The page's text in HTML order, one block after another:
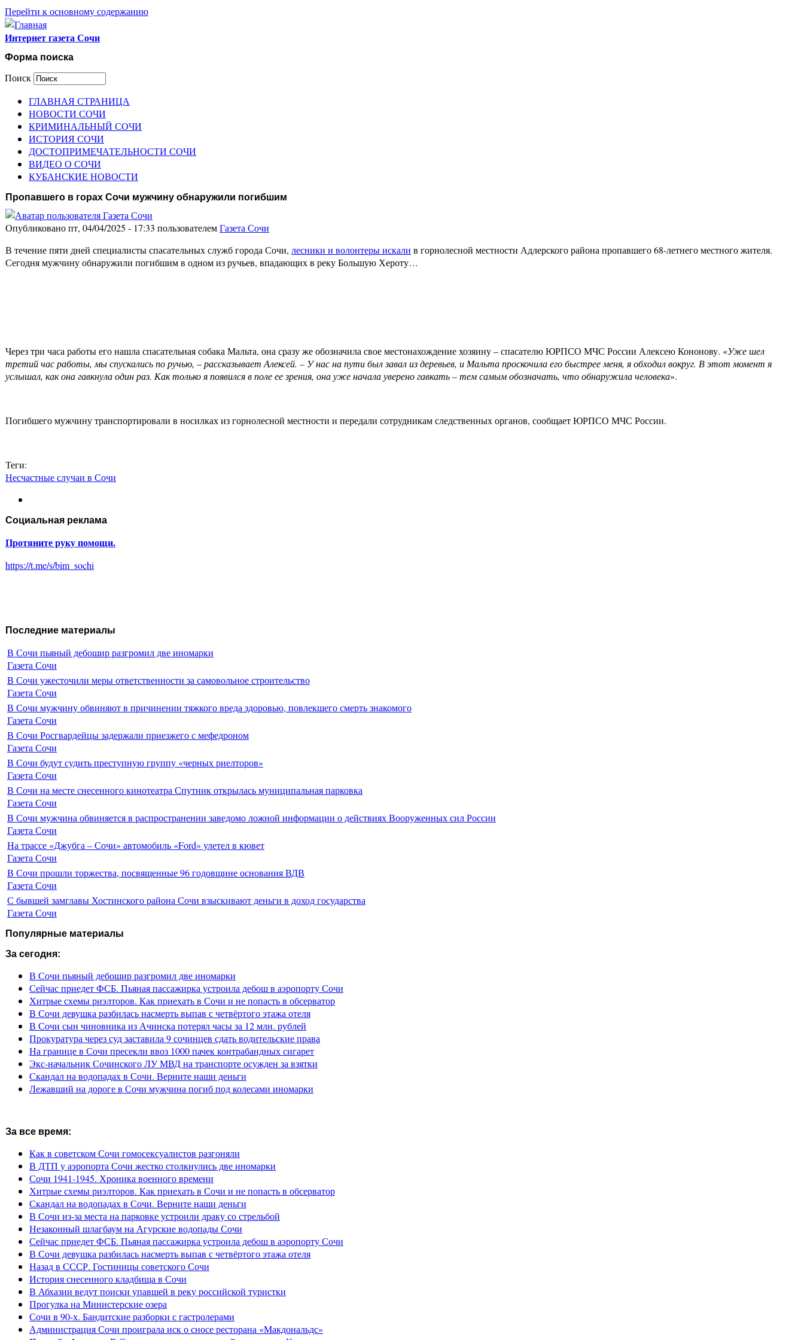
Перейти к основному содержанию
Интернет газета Сочи
Форма поиска
Поиск
ГЛАВНАЯ СТРАНИЦА
НОВОСТИ СОЧИ
КРИМИНАЛЬНЫЙ СОЧИ
ИСТОРИЯ СОЧИ
ДОСТОПРИМЕЧАТЕЛЬНОСТИ СОЧИ
ВИДЕО О СОЧИ
КУБАНСКИЕ НОВОСТИ
Пропавшего в горах Сочи мужчину обнаружили погибшим
Опубликовано пт, 04/04/2025 - 17:33 пользователемГазета Сочи
В течение пяти дней специалисты спасательных служб города Сочи, лесники и волонтеры искали в горнолесной местности Адлерского района пропавшего 68-летнего местного жителя.
Сегодня мужчину обнаружили погибшим в одном из ручьев, впадающих в реку Большую Хероту…
Через три часа работы его нашла спасательная собака Мальта, она сразу же обозначила свое местонахождение хозяину – спасателю ЮРПСО МЧС России Алексею Кононову. «Уже шел
третий час работы, мы спускались по ручью, – рассказывает Алексей. – У нас на пути был завал из деревьев, и Мальта проскочила его быстрее меня, я обходил вокруг. В этот момент я
услышал, как она гавкнула один раз. Как только я появился в поле ее зрения, она уже начала уверено гавкать – тем самым обозначать, что обнаружила человека».
Погибшего мужчину транспортировали в носилках из горнолесной местности и передали сотрудникам следственных органов, сообщает ЮРПСО МЧС России.
Теги:
Несчастные случаи в Сочи
Социальная реклама
Протяните руку помощи.
https://t.me/s/bim_sochi
Последние материалы
В Сочи пьяный дебошир разгромил две иномарки
Газета Сочи
В Сочи ужесточили меры ответственности за самовольное строительство
Газета Сочи
В Сочи мужчину обвиняют в причинении тяжкого вреда здоровью, повлекшего смерть знакомого
Газета Сочи
В Сочи Росгвардейцы задержали приезжего с мефедроном
Газета Сочи
В Сочи будут судить преступную группу «черных риелторов»
Газета Сочи
В Сочи на месте снесенного кинотеатра Спутник открылась муниципальная парковка
Газета Сочи
В Сочи мужчина обвиняется в распространении заведомо ложной информации о действиях Вооруженных сил России
Газета Сочи
На трассе «Джубга – Сочи» автомобиль «Ford» улетел в кювет
Газета Сочи
В Сочи прошли торжества, посвященные 96 годовщине основания ВДВ
Газета Сочи
С бывшей замглавы Хостинского района Сочи взыскивают деньги в доход государства
Газета Сочи
Популярные материалы
За сегодня:
В Сочи пьяный дебошир разгромил две иномарки
Сейчас приедет ФСБ. Пьяная пассажирка устроила дебош в аэропорту Сочи
Хитрые схемы риэлторов. Как приехать в Сочи и не попасть в обсерватор
В Сочи девушка разбилась насмерть выпав с четвёртого этажа отеля
В Сочи сын чиновника из Ачинска потерял часы за 12 млн. рублей
Прокуратура через суд заставила 9 сочинцев сдать водительские права
На границе в Сочи пресекли ввоз 1000 пачек контрабандных сигарет
Экс-начальник Сочинского ЛУ МВД на транспорте осужден за взятки
Скандал на водопадах в Сочи. Верните наши деньги
Лежавший на дороге в Сочи мужчина погиб под колесами иномарки
За все время:
Как в советском Сочи гомосексуалистов разгоняли
В ДТП у аэропорта Сочи жестко столкнулись две иномарки
Сочи 1941-1945. Хроника военного времени
Хитрые схемы риэлторов. Как приехать в Сочи и не попасть в обсерватор
Скандал на водопадах в Сочи. Верните наши деньги
В Сочи из-за места на парковке устроили драку со стрельбой
Незаконный шлагбаум на Агурские водопады Сочи
Сейчас приедет ФСБ. Пьяная пассажирка устроила дебош в аэропорту Сочи
В Сочи девушка разбилась насмерть выпав с четвёртого этажа отеля
Назад в СССР. Гостиницы советского Сочи
История снесенного кладбища в Сочи
В Абхазии ведут поиски упавшей в реку российской туристки
Прогулка на Министерские озера
Сочи в 90-х. Бандитские разборки с гастролерами
Администрация Сочи проиграла иск о сносе ресторана «Макдональдс»